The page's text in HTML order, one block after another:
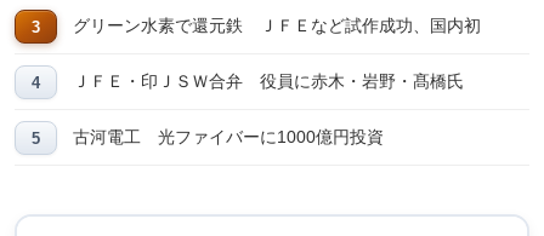
グリーン水素で還元鉄 ＪＦＥなど試作成功、国内初
ＪＦＥ・印ＪＳＷ合弁 役員に赤木・岩野・髙橋氏
古河電工 光ファイバーに1000億円投資